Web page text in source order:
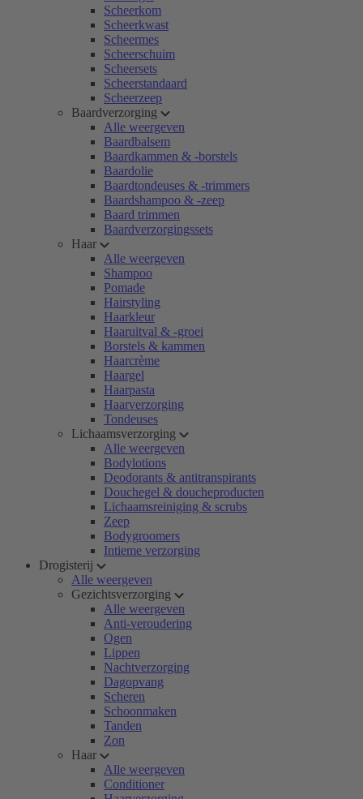
Scheerkom
Scheerkwast
Scheermes
Scheerschuim
Scheersets
Scheerstandaard
Scheerzeep
Baardverzorging
Alle weergeven
Baardbalsem
Baardkammen & -borstels
Baardolie
Baardtondeuses & -trimmers
Baardshampoo & -zeep
Baard trimmen
Baardverzorgingssets
Haar
Alle weergeven
Shampoo
Pomade
Hairstyling
Haarkleur
Haaruitval & -groei
Borstels & kammen
Haarcrème
Haargel
Haarpasta
Haarverzorging
Tondeuses
Lichaamsverzorging
Alle weergeven
Bodylotions
Deodorants & antitranspirants
Douchegel & doucheproducten
Lichaamsreiniging & scrubs
Zeep
Bodygroomers
Intieme verzorging
Drogisterij
Alle weergeven
Gezichtsverzorging
Alle weergeven
Anti-veroudering
Ogen
Lippen
Nachtverzorging
Dagopvang
Scheren
Schoonmaken
Tanden
Zon
Haar
Alle weergeven
Conditioner